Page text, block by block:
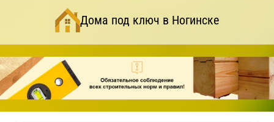
Дома под ключ в Ногинске